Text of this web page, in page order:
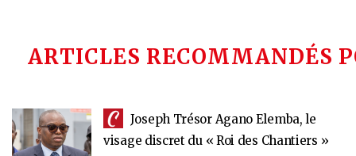
ARTICLES RECOMMANDÉS
Joseph Trésor Agano Elemba, le
visage discret du « Roi des Chantiers »